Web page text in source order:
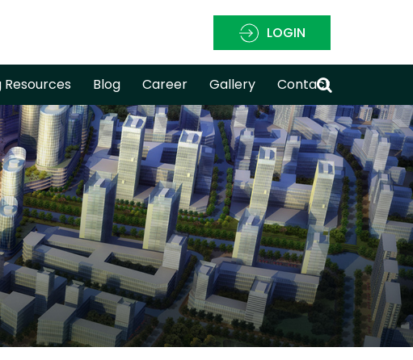
LOGIN
Resources Blog Career Gallery Contact